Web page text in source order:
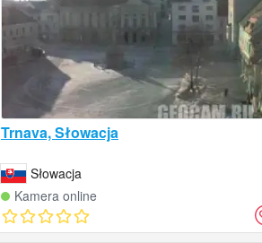
Trnava, Słowacja
Słowacja
Kamera online